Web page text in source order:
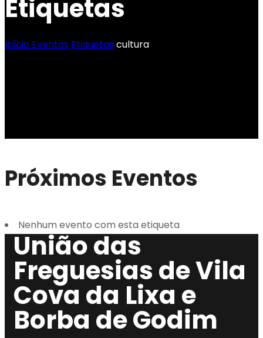
Etiquetas
Início Eventos Etiquetascultura
Próximos Eventos
Nenhum evento com esta etiqueta
União das
Freguesias de Vila
Cova da Lixa e
Borba de Godim